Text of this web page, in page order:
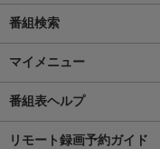
番組検索
マイメニュー
番組表ヘルプ
リモート録画予約ガイド